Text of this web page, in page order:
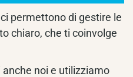
permettono di gestire le
chiaro, che ti coinvolge
noi e utilizziamo